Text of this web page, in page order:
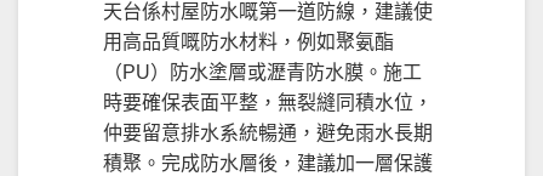
天台係村屋防水嘅第一道防線，建議使
用高品質嘅防水材料，例如聚氨酯
（PU）防水塗層或瀝青防水膜。施工
時要確保表面平整，無裂縫同積水位，
仲要留意排水系統暢通，避免雨水長期
積聚。完成防水層後，建議加一層保護